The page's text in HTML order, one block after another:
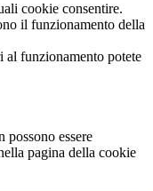
cookie consentire.
il funzionamento della
al funzionamento potete
possono essere
pagina della cookie